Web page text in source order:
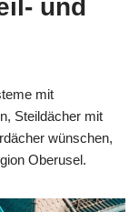
und
mit
Steildächer mit
wünschen,
Oberusel.